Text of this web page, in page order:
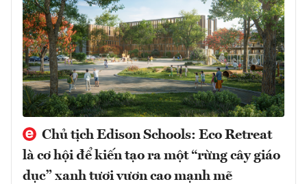
Chủ tịch Edison Schools: Eco Retreat
là cơ hội để kiến tạo ra một “rừng cây giáo
dục” xanh tươi vươn cao mạnh mẽ